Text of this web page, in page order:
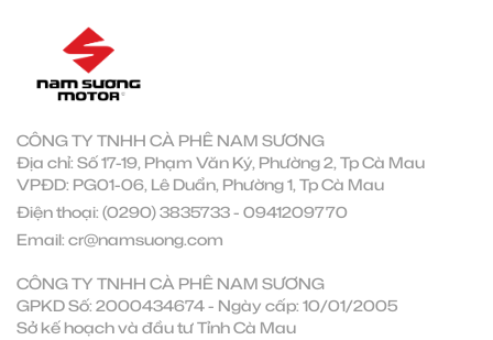
CÔNG TY TNHH CÀ PHÊ NAM SƯƠNG
Địa chỉ: Số 17-19, Phạm Văn Ký, Phường 2, Tp Cà Mau
VPĐD: PG01-06, Lê Duẩn, Phường 1, Tp Cà Mau
Điện thoại: (0290) 3835733- 0941209770
Email: cr@namsuong.com
CÔNG TY TNHH CÀ PHÊ NAM SƯƠNG
GPKD Số: 2000434674 - Ngày cấp: 10/01/2005
Sở kế hoạch và đầu tư Tỉnh Cà Mau